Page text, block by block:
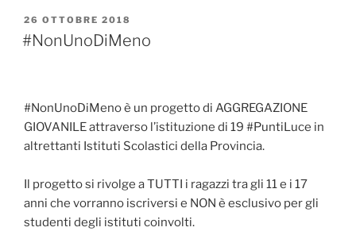
PUBBLICATO
IL
26 OTTOBRE 2018
#NonUnoDiMeno
#NonUnoDiMenoè un progetto di AGGREGAZIONE
GIOVANILE attraverso l’istituzione di 19 #PuntiLuce in
altrettanti Istituti Scolastici della Provincia.
Il progetto si rivolge a TUTTI i ragazzi tra gli 11 e i 17
anni che vorranno iscriversi e NON è esclusivo per gli
studenti degli istituti coinvolti.